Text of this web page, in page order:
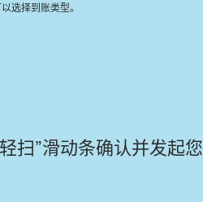
选择到账类型。
扫”滑动条确认并发起您